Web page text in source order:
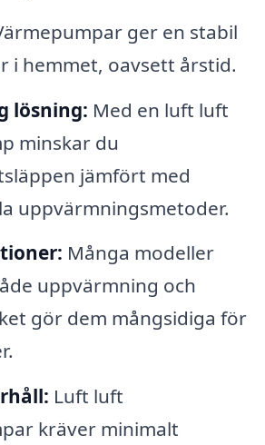
ger en stabil
i hemmet, oavsett årstid.
lösning: Med en luft luft
minskar du
jämfört med
uppvärmningsmetoder.
Många modeller
uppvärmning och
gör dem mångsidiga för
Luft luft
kräver minimalt